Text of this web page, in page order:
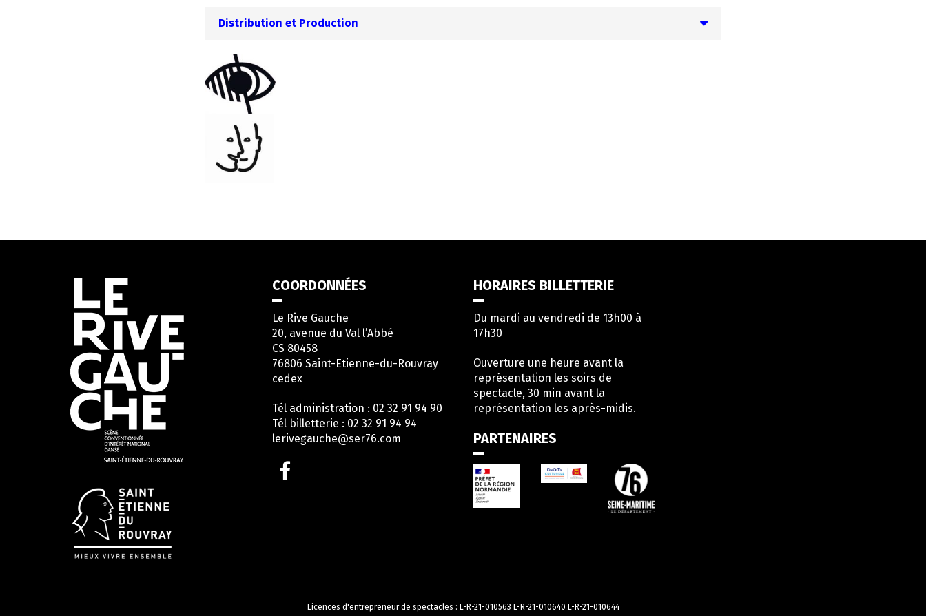
Distribution et Production
Informations
COORDONNÉES
Le Rive Gauche
20, avenue du Val l’Abbé
CS 80458
76806 Saint-Etienne-du-Rouvray
cedex
Tél administration : 02 32 91 94 90
Tél billetterie : 02 32 91 94 94
lerivegauche@ser76.com
HORAIRES BILLETTERIE
Du mardi au vendredi de 13h00 à
17h30
Ouverture une heure avant la
représentation les soirs de
spectacle, 30 min avant la
représentation les après-midis.
PARTENAIRES
Licences d'entrepreneur de spectacles : L-R-21-010563 L-R-21-010640 L-R-21-010644